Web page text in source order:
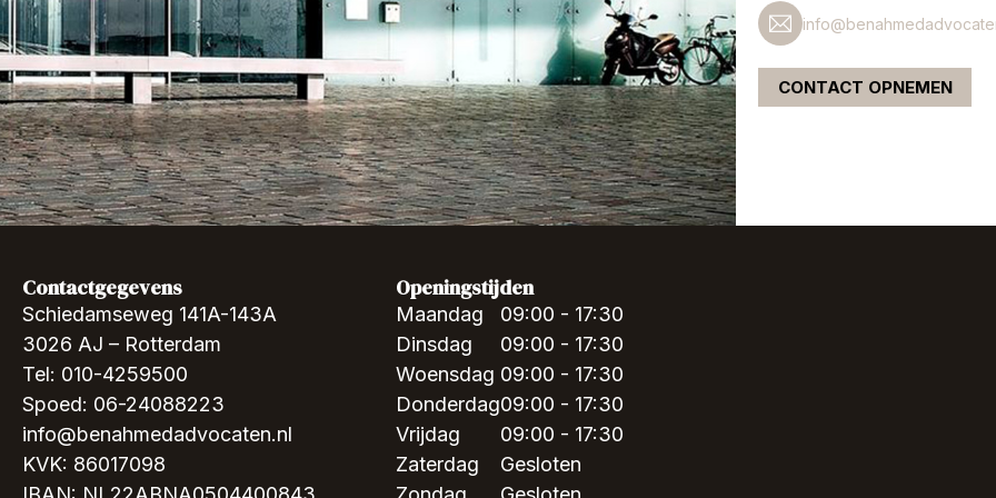
CONTACT OPNEMEN
Contactgegevens
Schiedamseweg 141A-143A
3026 AJ – Rotterdam
Tel: 010-4259500
Spoed: 06-24088223
info@benahmedadvocaten.nl
KVK: 86017098
Openingstijden
Maandag
Dinsdag
Woensdag
Donderdag
Vrijdag
Zaterdag
09:00 - 17:30
09:00 - 17:30
09:00 - 17:30
09:00 - 17:30
09:00 - 17:30
Gesloten